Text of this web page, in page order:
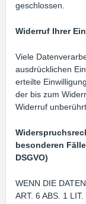
geschlossen.
Widerruf Ihrer
Viele
ausdrücklichen
erteilte
der bis zum
Widerruf unberührt.
besonderen
DSGVO)
WENN DIE
ART. 6 ABS. 1